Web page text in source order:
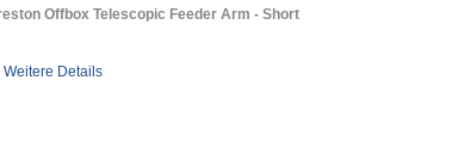
Offbox Telescopic Feeder Arm - Short
Weitere Details